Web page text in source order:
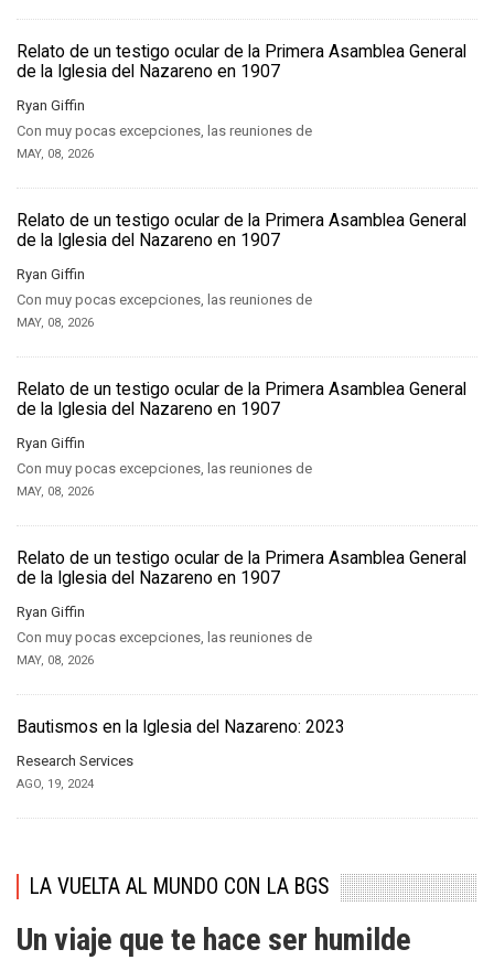
Relato de un testigo ocular de la Primera Asamblea General
de la Iglesia del Nazareno en 1907
Ryan Giffin
Con muy pocas excepciones, las reuniones de
MAY, 08, 2026
Relato de un testigo ocular de la Primera Asamblea General
de la Iglesia del Nazareno en 1907
Ryan Giffin
Con muy pocas excepciones, las reuniones de
MAY, 08, 2026
Relato de un testigo ocular de la Primera Asamblea General
de la Iglesia del Nazareno en 1907
Ryan Giffin
Con muy pocas excepciones, las reuniones de
MAY, 08, 2026
Relato de un testigo ocular de la Primera Asamblea General
de la Iglesia del Nazareno en 1907
Ryan Giffin
Con muy pocas excepciones, las reuniones de
MAY, 08, 2026
Bautismos en la Iglesia del Nazareno: 2023
Research Services
AGO, 19, 2024
LA VUELTA AL MUNDO CON LA BGS
Un viaje que te hace ser humilde